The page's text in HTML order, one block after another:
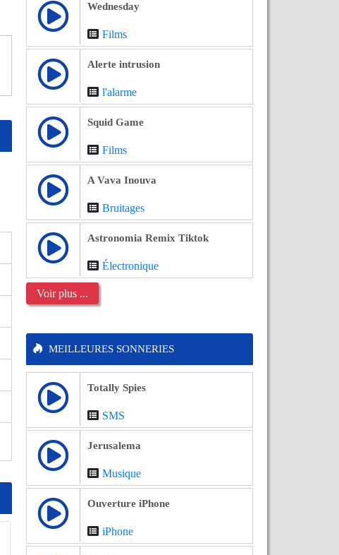
Wednesday
Films
Alerte intrusion
l'alarme
Squid Game
Films
A Vava Inouva
Bruitages
Astronomia Remix Tiktok
Électronique
Voir plus ...
MEILLEURES SONNERIES
Totally Spies
SMS
Jerusalema
Musique
Ouverture iPhone
iPhone